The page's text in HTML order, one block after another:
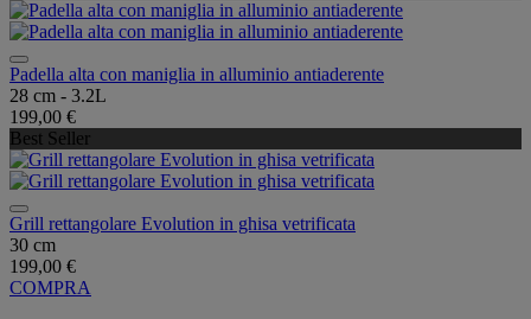
Padella alta con maniglia in alluminio antiaderente
28 cm - 3.2L
199,00 €
Best Seller
Grill rettangolare Evolution in ghisa vetrificata
30 cm
199,00 €
COMPRA